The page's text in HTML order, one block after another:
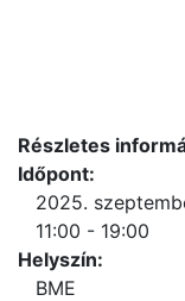
Részletes
Időpont:
2025.
11:00 - 19:00
Helyszín:
BME